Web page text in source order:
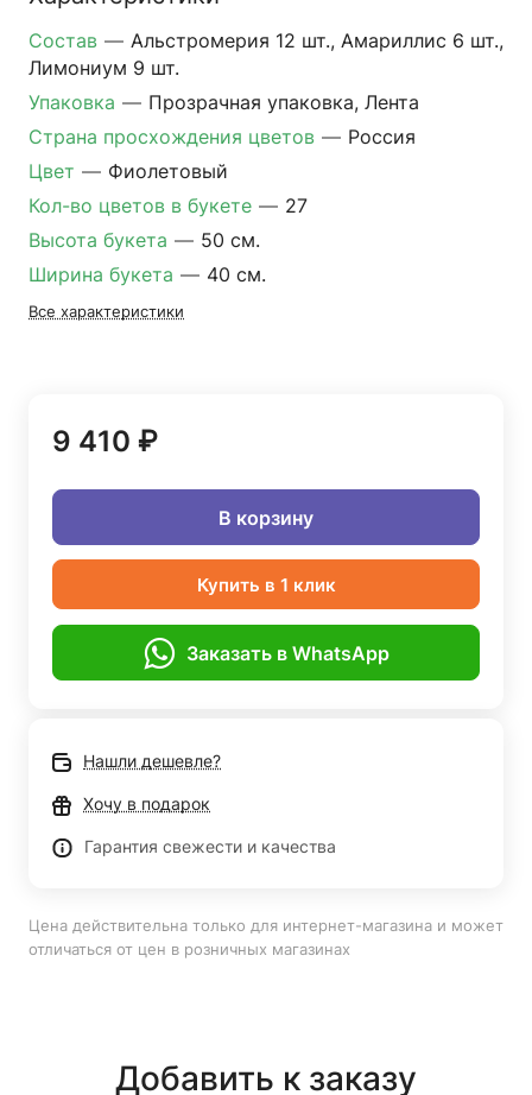
Состав — Альстромерия 12 шт., Амариллис 6 шт.,
Лимониум 9 шт.
Упаковка — Прозрачная упаковка, Лента
Страна просхождения цветов — Россия
Цвет — Фиолетовый
Кол-во цветов в букете — 27
Высота букета — 50 см.
Ширина букета — 40 см.
Все характеристики
9 410 ₽
В корзину
Купить в 1 клик
Заказать в WhatsApp
Нашли дешевле?
Хочу в подарок
Гарантия свежести и качества
Цена действительна только для интернет-магазина и может
отличаться от цен в розничных магазинах
Добавить к заказу